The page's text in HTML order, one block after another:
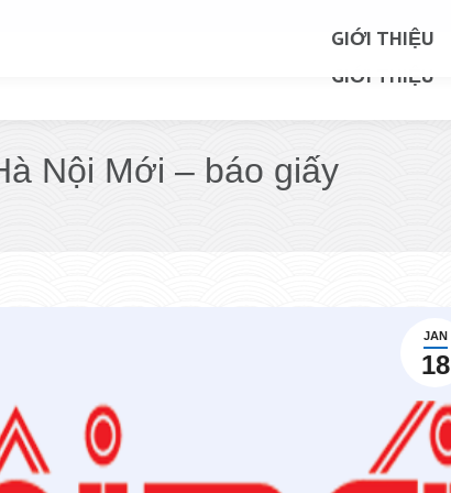
GIỚI THIỆU
Nội Mới – báo giấy
JAN
18
GIỚI THIỆU